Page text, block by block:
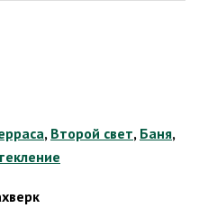
, Второй свет, Баня,